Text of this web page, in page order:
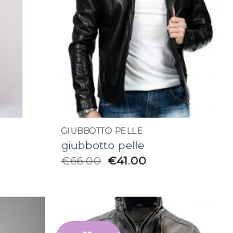
GIUBBOTTO PELLE
giubbotto pelle
€66.00 €41.00